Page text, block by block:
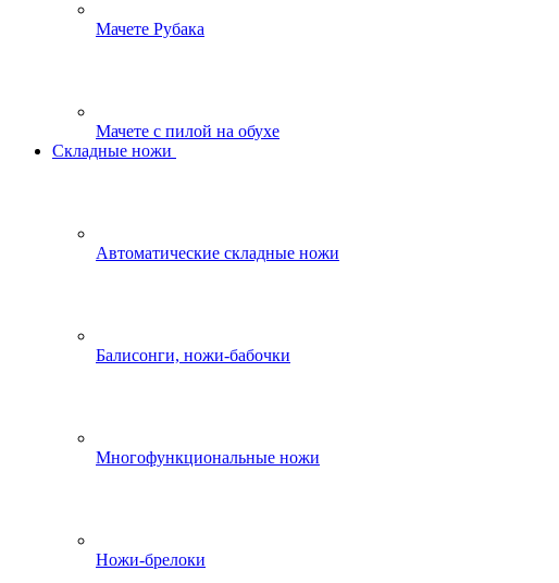
Мачете Рубака
Мачете с пилой на обухе
Складные ножи
Автоматические складные ножи
Балисонги, ножи-бабочки
Многофункциональные ножи
Ножи-брелоки